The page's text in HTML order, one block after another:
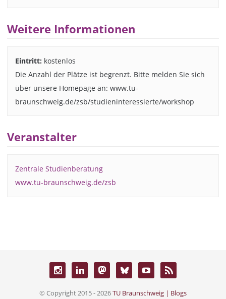
Weitere Informationen
Eintritt: kostenlos
Die Anzahl der Plätze ist begrenzt. Bitte melden Sie sich
über unsere Homepage an: www.tu-
braunschweig.de/zsb/studieninteressierte/workshop
Veranstalter
Zentrale Studienberatung
www.tu-braunschweig.de/zsb
© Copyright 2015 - 2026TU Braunschweig | Blogs